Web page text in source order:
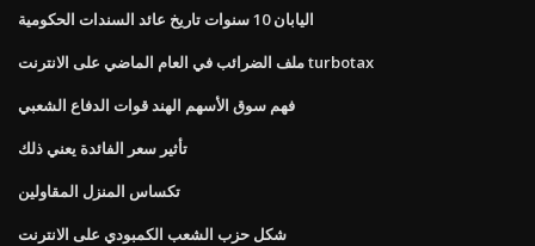
اليابان 10 سنوات تاريخ عائد السندات الحكومية
ملف الضرائب في العام الماضي على الانترنت turbotax
فهم سوق الأسهم الهند قوات الدفاع الشعبي
تأثير سعر الفائدة يعني ذلك
تكساس المنزل المقاولين
شكل حزب الشعب الكمبودي على الانترنت